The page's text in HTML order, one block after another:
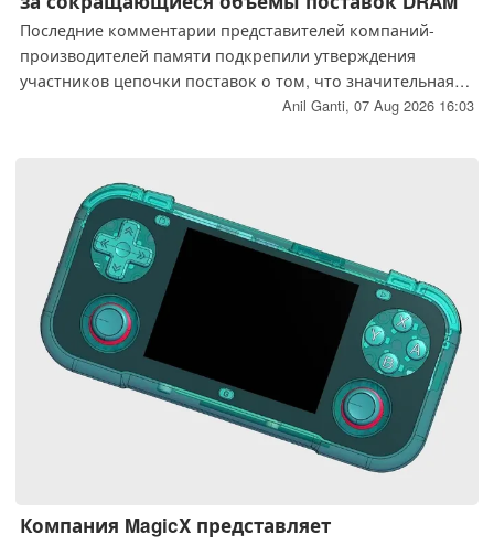
Последние комментарии представителей компаний-
производителей памяти подкрепили утверждения
участников цепочки поставок о том, что значительная
часть объёмов производства DRAM на 2027 год уже
всё большая доля мирового производства,
производители ПК и смартфонов могут столкнуться с
более ограниченными объёмами выделенной памяти.
Anil Ganti, 07 Aug 2026 16:03
Компания MagicX представляет